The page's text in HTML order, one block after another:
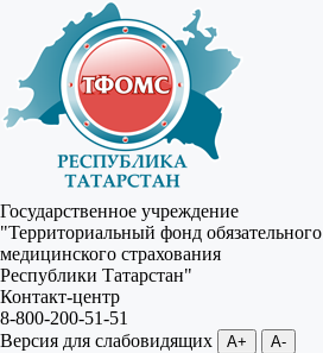
Государственное учреждение
"Территориальный фонд обязательного
медицинского страхования
Республики Татарстан"
Контакт-центр
8-800-200-51-51
Версия для слабовидящих
A+ A-